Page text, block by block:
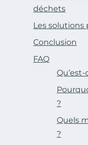
déchets
Les solutions
Conclusion
FAQ
?
Quels
?